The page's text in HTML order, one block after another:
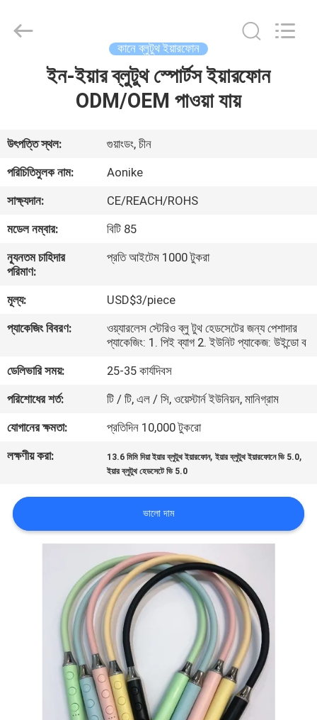
আমাদের
সম্পর্কে
কারখানা
ভ্রমণ
মান
নিয়ন্ত্রণ
আমাদের
সাথে
যোগাযোগ
করুন
উদ্ধৃতির
জন্য
আবেদন
PRIVACY
POLICY
Co,ltd.
কানে ব্লুটুথ ইয়ারফোন
ইন-ইয়ার ব্লুটুথ স্পোর্টস ইয়ারফোন
ODM/OEM পাওয়া যায়
উৎপত্তি স্থল:
গুয়াংডং, চীন
পরিচিতিমুলক নাম:
Aonike
সাক্ষ্যদান:
CE/REACH/ROHS
মডেল নম্বার:
বিটি 85
ন্যূনতম চাহিদার
পরিমাণ:
প্রতি আইটেম 1000 টুকরা
মূল্য:
USD$3/piece
প্যাকেজিং বিবরণ:
ওয়্যারলেস স্টেরিও ব্লু টুথ হেডসেটের জন্য পেশাদার
প্যাকেজিং: 1. পিই ব্যাগ 2. ইউনিট প্যাকেজ: উইন্ডো ব
ডেলিভারি সময়:
25-35 কার্যদিবস
পরিশোধের শর্ত:
টি / টি, এল / সি, ওয়েস্টার্ন ইউনিয়ন, মানিগ্রাম
যোগানের ক্ষমতা:
প্রতিদিন 10,000 টুকরো
লক্ষণীয় করা:
13.6 মিমি দিয়া ইয়ার ব্লুটুথ ইয়ারফোন,ইয়ার ব্লুটুথ ইয়ারফোনে ভি 5.0,
ইয়ার ব্লুটুথ হেডসেটে ভি 5.0
ভালো দাম